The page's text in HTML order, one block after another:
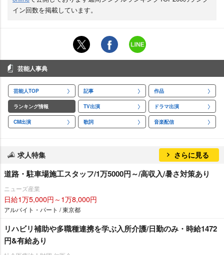
イン回数を掲載しています。
芸能人事典
芸能人TOP 記事 作品
ランキング情報 TV出演 ドラマ出演
CM出演 歌詞 音楽配信
求人特集 さらに見る
道路・駐車場施工スタッフ/1万5000円～/高収入/暑さ対策あり
ニューズ産業
日給1万5,000円～1万8,000円
アルバイト・パート / 東京都
リハビリ補助や多職種連携を学ぶ入所介護/日勤のみ・時給1472
円&有給あり